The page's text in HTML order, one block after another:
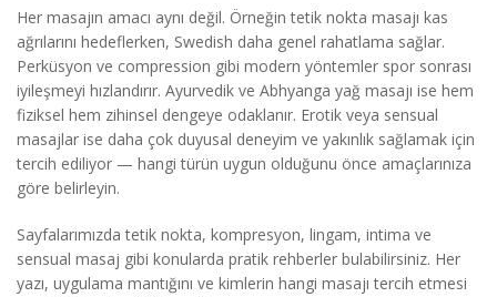
Her masajın amacı aynı değil. Örneğin tetik nokta masajı kas
ağrılarını hedeflerken, Swedish daha genel rahatlama sağlar.
Perküsyon ve compression gibi modern yöntemler spor sonrası
iyileşmeyi hızlandırır. Ayurvedik ve Abhyanga yağ masajı ise hem
fiziksel hem zihinsel dengeye odaklanır. Erotik veya sensual
masajlar ise daha çok duyusal deneyim ve yakınlık sağlamak için
tercih ediliyor — hangi türün uygun olduğunu önce amaçlarınıza
göre belirleyin.
Sayfalarımızda tetik nokta, kompresyon, lingam, intima ve
sensual masaj gibi konularda pratik rehberler bulabilirsiniz. Her
yazı, uygulama mantığını ve kimlerin hangi masajı tercih etmesi